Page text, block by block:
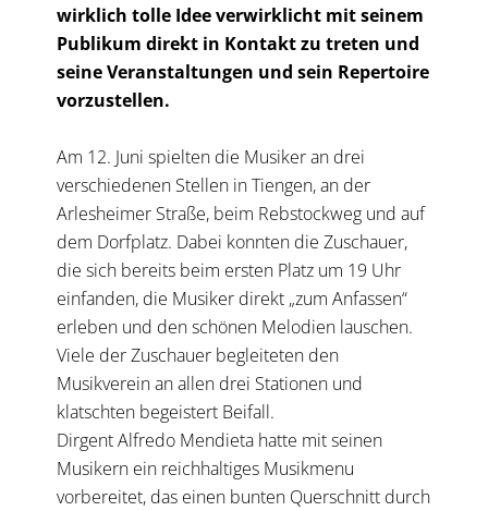
wirklich tolle Idee verwirklicht mit seinem
Publikum direkt in Kontakt zu treten und
seine Veranstaltungen und sein Repertoire
vorzustellen.
Am 12. Juni spielten die Musiker an drei
verschiedenen Stellen in Tiengen, an der
Arlesheimer Straße, beim Rebstockweg und auf
dem Dorfplatz. Dabei konnten die Zuschauer,
die sich bereits beim ersten Platz um 19 Uhr
einfanden, die Musiker direkt „zum Anfassen“
erleben und den schönen Melodien lauschen.
Viele der Zuschauer begleiteten den
Musikverein an allen drei Stationen und
klatschten begeistert Beifall.
Dirgent Alfredo Mendieta hatte mit seinen
Musikern ein reichhaltiges Musikmenu
vorbereitet, das einen bunten Querschnitt durch